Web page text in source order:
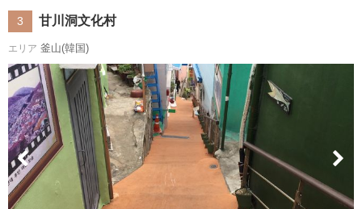
3 甘川洞文化村
エリア 釜山(韓国)